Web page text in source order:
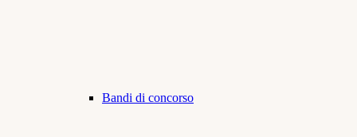
Bandi di concorso